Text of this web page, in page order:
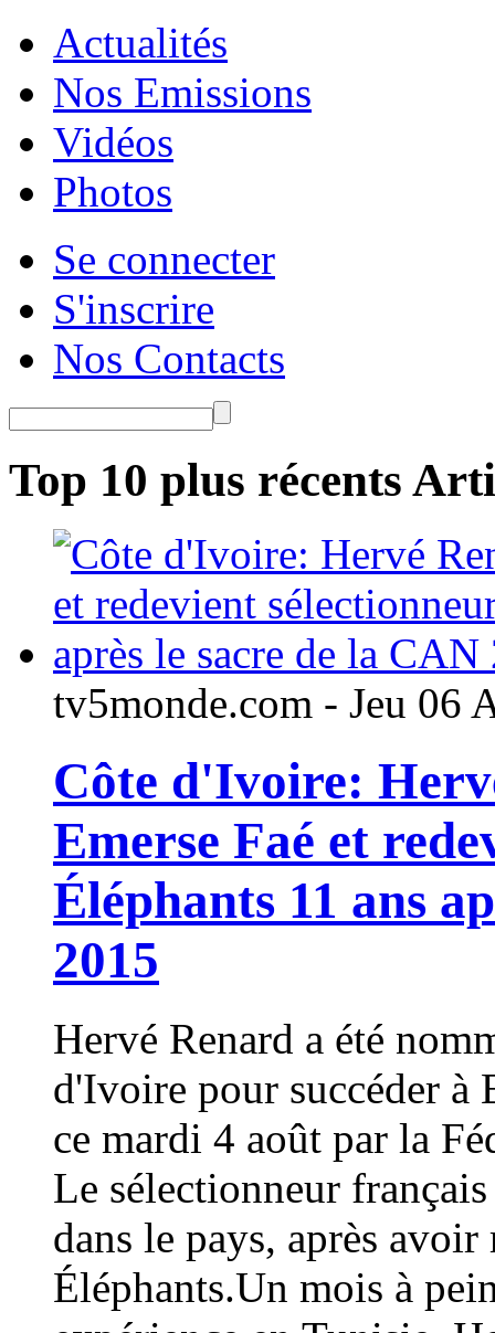
Actualités
Nos Emissions
Vidéos
Photos
Se connecter
S'inscrire
Nos Contacts
Top 10 plus récents
tv5monde.com - Jeu 06
Côte d'Ivoire:
Emerse Faé et
Éléphants 11 ans
2015
Hervé Renard a été
d'Ivoire pour succéder à
ce mardi 4 août par la
Le sélectionneur
dans le pays, après
Éléphants.Un mois à